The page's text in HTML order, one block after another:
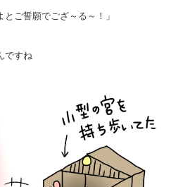
ご誓願でござ～る～！」
ですね